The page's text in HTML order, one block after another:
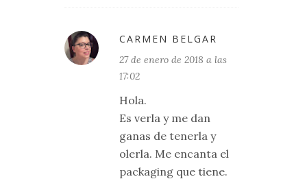
CARMEN BELGAR
27 de enero de 2018 a las
17:02
Hola.
Es verla y me dan
ganas de tenerla y
olerla. Me encanta el
packaging que tiene.